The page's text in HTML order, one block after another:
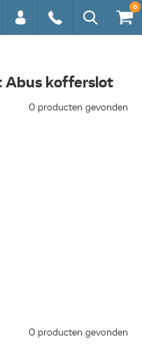
250628
0
Abus kofferslot
0 producten gevonden
0 producten gevonden